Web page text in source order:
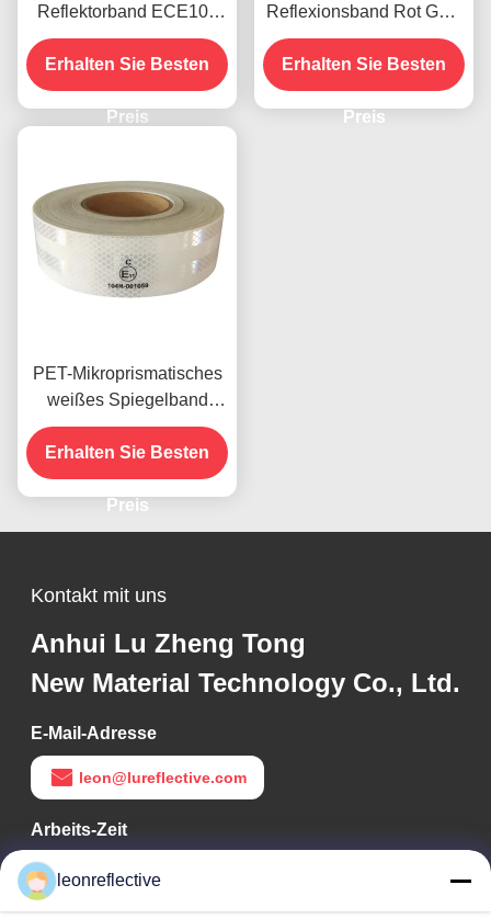
Reflektorband ECE104
für den Außenbereich
eines Lkw
Erhalten Sie Besten
Preis
Reflexionsband Rot Gelb
Weiß für Anhänger
Erhalten Sie Besten
Preis
PET-Mikroprismatisches
weißes Spiegelband
Reflexionsband für
Fahrzeuge ECE-
zertifiziert
Erhalten Sie Besten
Preis
Kontakt mit uns
Anhui Lu Zheng Tong
New Material Technology Co., Ltd.
E-Mail-Adresse
leon@lureflective.com
Arbeits-Zeit
9:00-18:00
Unsere Adresse
leonreflective